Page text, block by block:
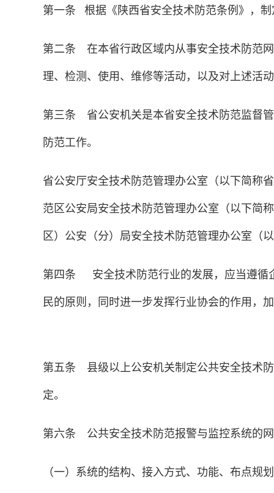
第一条 根据《陕西省安全技术防范条例》，
第二条 在本省行政区域内从事安全技术防范
理、检测、使用、维修等活动，以及对上述活
第三条 省公安机关是本省安全技术防范监督
防范工作。
省公安厅安全技术防范管理办公室（以下简称
范区公安局安全技术防范管理办公室（以下简
区）公安（分）局安全技术防范管理办公室（
第四条 安全技术防范行业的发展，应当遵循
民的原则，同时进一步发挥行业协会的作用，
第五条 县级以上公安机关制定公共安全技术
定。
第六条 公共安全技术防范报警与监控系统的
（一）系统的结构、接入方式、功能、布点